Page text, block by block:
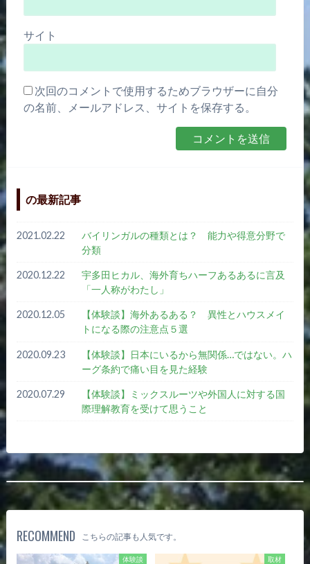
サイト
次回のコメントで使用するためブラウザーに自分
の名前、メールアドレス、サイトを保存する。
の最新記事
2021.02.22
バイリンガルの種類とは？ 能力や得意分野で
分類
2020.12.22
宇多田ヒカル、海外育ちハーフあるあるに言及
「一人称がわたし」
2020.12.05
【体験談】海外あるある？ 異性とハウスメイ
トになる際の注意点５選
2020.09.23
【体験談】日本にいるから無関係…ではない。ハ
ーグ条約で痛い目を見た経験
2020.07.29
【体験談】ミックスルーツや外国人に対する国
際理解教育を受けて思うこと
RECOMMEND こちらの記事も人気です。
体験談 取材